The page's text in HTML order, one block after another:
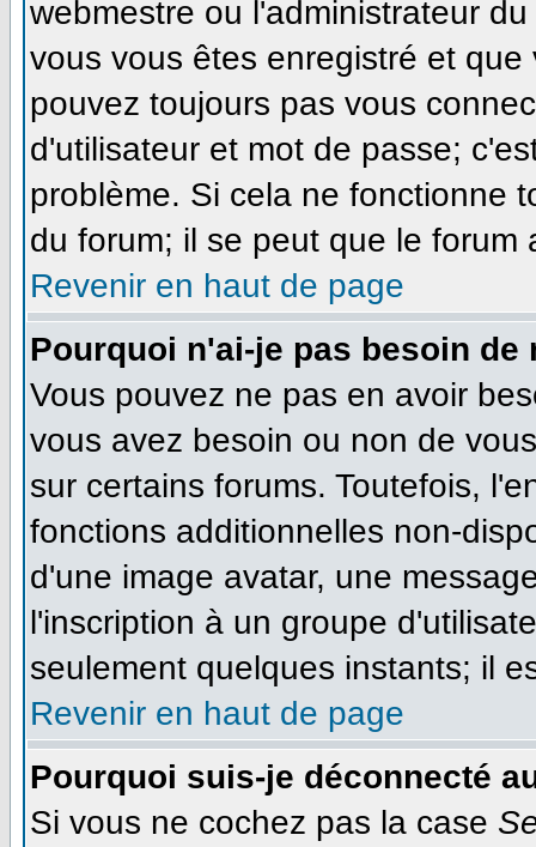
webmestre ou l'administrateur
vous vous êtes enregistré et
pouvez toujours pas vous
d'utilisateur et mot de passe;
problème. Si cela ne fonctionne
du forum; il se peut que le forum
Revenir en haut de page
Pourquoi n'ai-je pas besoin de
Vous pouvez ne pas en avoir
vous avez besoin ou non de
sur certains forums. Toutefois,
fonctions additionnelles non-
d'une image avatar, une
l'inscription à un groupe
seulement quelques instants; il
Revenir en haut de page
Pourquoi suis-je déconnecté
Si vous ne cochez pas la case